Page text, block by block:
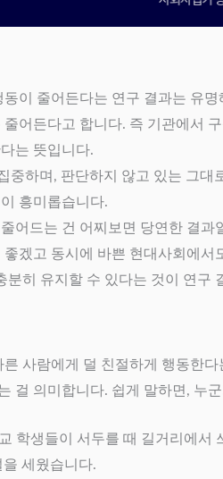
이 줄어든다는 연구 결과는 유
어든다고 합니다. 즉 기관에서
는 뜻입니다.
중하며, 판단하지 않고 있는 그
흥미롭습니다.
어드는 건 어찌보면 당연한 결
겠고 동시에 바쁜 현대사회에
분히 유지할 수 있다는 것이 연구
사람에게 덜 친절하게 행동한
걸 의미합니다. 쉽게 말하면, 누
학생들이 서두를 때 길거리에서
을 세웠습니다.